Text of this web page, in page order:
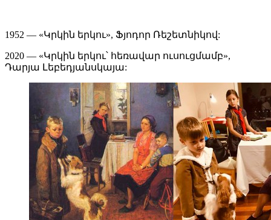
1952 — «Կրկին երկու», Ֆյոդոր Ռեշետնիկով:
2020 — «Կրկին երկու՝ հեռավար ուսուցմամբ»,
Դարյա Լեբեդյանսկայա: